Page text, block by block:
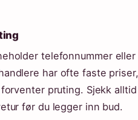
telefonnummer eller
har ofte faste
pruting. Sjekk alltid
før du legger inn bud.